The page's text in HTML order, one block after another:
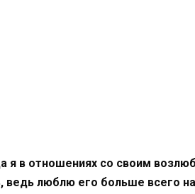
я в отношениях со своим
ведь люблю его больше всего